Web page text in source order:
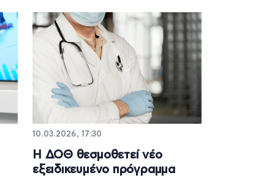
10.03.2026, 17:30
Η ΔΟΘ θεσμοθετεί νέο
εξειδικευμένο πρόγραμμα